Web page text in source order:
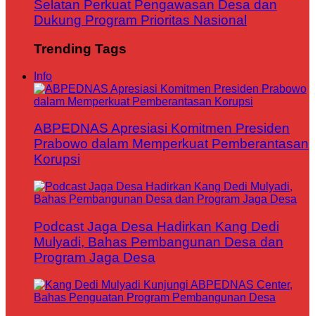
Selatan Perkuat Pengawasan Desa dan
Dukung Program Prioritas Nasional
Trending Tags
Info
ABPEDNAS Apresiasi Komitmen Presiden
Prabowo dalam Memperkuat Pemberantasan
Korupsi
Podcast Jaga Desa Hadirkan Kang Dedi
Mulyadi, Bahas Pembangunan Desa dan
Program Jaga Desa